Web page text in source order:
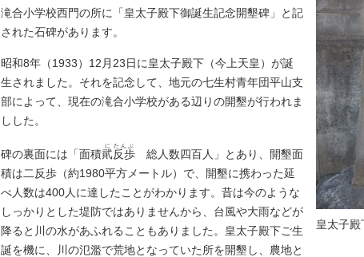
皇太子殿
滝合小学校西門の所に「皇太子殿下御誕生記念開墾碑」と記
された石碑があります。
昭和8年（1933）12月23日に皇太子殿下（今上天皇）が誕
生されました。それを記念して、地元の七生村青年団平山支
部によって、現在の滝合小学校がある辺りの開墾が行われま
しした。
碑の裏面には「面積貮
に
反歩
たんぶ
総人数四百人」とあり、開墾面
積は二反歩（約1980平方メートル）で、開墾に携わった延
べ人数は400人に達したことがわかります。昔は今のような
しっかりとした堤防ではありませんから、台風や大雨などが
降ると川の水があふれることもありました。皇太子殿下ご生
誕を機に、川の氾濫で荒地となっていた所を開墾し、農地と